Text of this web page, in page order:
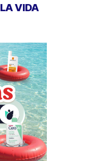
VIDA